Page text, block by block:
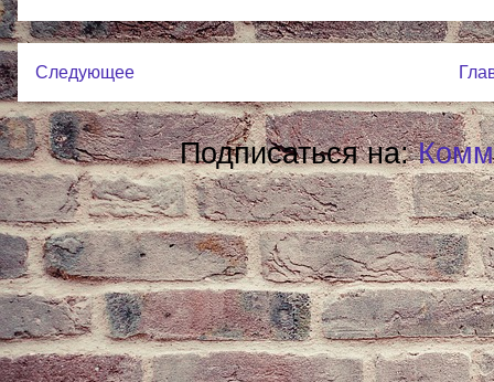
Следующее
Подписаться на: